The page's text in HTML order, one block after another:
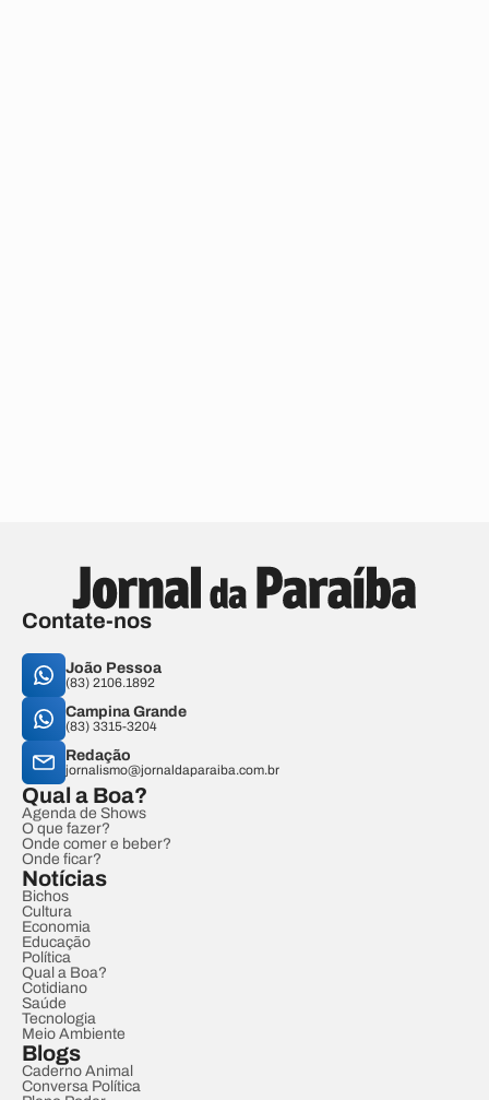
Contate-nos
João Pessoa
(83) 2106.1892
Campina Grande
(83) 3315-3204
Redação
jornalismo@jornaldaparaiba.com.br
Qual a Boa?
Agenda de Shows
O que fazer?
Onde comer e beber?
Onde ficar?
Notícias
Bichos
Cultura
Economia
Educação
Política
Qual a Boa?
Cotidiano
Saúde
Tecnologia
Meio Ambiente
Blogs
Caderno Animal
Conversa Política